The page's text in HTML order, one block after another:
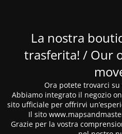
La nostra
trasferita! / Our
Ora potete trovarci
Abbiamo integrato il negozio
sito ufficiale per offrirvi
Il sito
Grazie per la vostra